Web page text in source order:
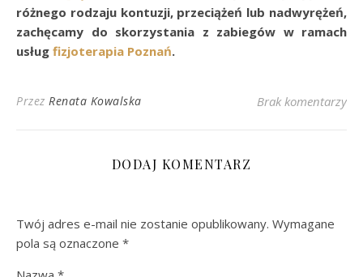
różnego rodzaju kontuzji, przeciążeń lub nadwyrężeń,
zachęcamy do skorzystania z zabiegów w ramach
usług fizjoterapia Poznań.
Przez Renata Kowalska Brak komentarzy
DODAJ KOMENTARZ
Twój adres e-mail nie zostanie opublikowany. Wymagane
pola są oznaczone *